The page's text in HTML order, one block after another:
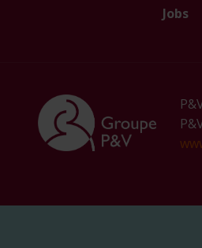
Jobs